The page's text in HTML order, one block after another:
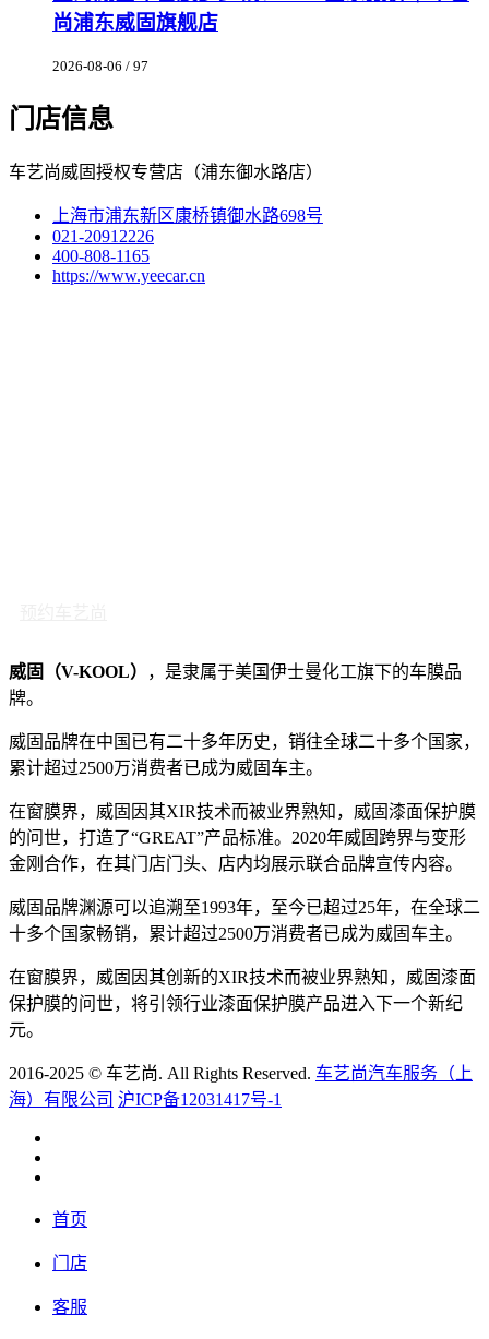
尚浦东威固旗舰店
2026-08-06 / 97
门店信息
车艺尚威固授权专营店（浦东御水路店）
上海市浦东新区康桥镇御水路698号
021-20912226
400-808-1165
https://www.yeecar.cn
威固（V-KOOL）
，是隶属于美国伊士曼化工旗下的车膜品
牌。
威固品牌在中国已有二十多年历史，销往全球二十多个国家，
累计超过2500万消费者已成为威固车主。
在窗膜界，威固因其XIR技术而被业界熟知，威固漆面保护膜
的问世，打造了“GREAT”产品标准。2020年威固跨界与变形
金刚合作，在其门店门头、店内均展示联合品牌宣传内容。
威固品牌渊源可以追溯至1993年，至今已超过25年，在全球二
十多个国家畅销，累计超过2500万消费者已成为威固车主。
在窗膜界，威固因其创新的XIR技术而被业界熟知，威固漆面
保护膜的问世，将引领行业漆面保护膜产品进入下一个新纪
元。
2016-2025 © 车艺尚. All Rights Reserved. 车艺尚汽车服务（上
海）有限公司 沪ICP备12031417号-1
首页
门店
客服